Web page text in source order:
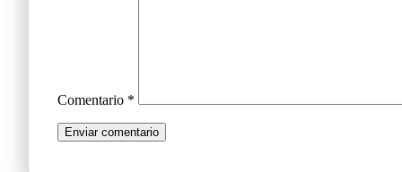
Comentario *